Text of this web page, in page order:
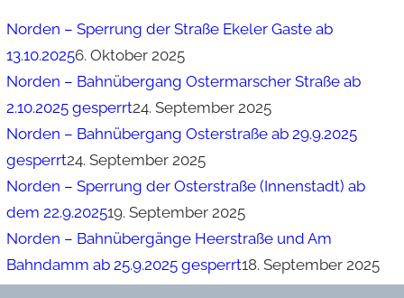
Norden – Sperrung der Straße Ekeler Gaste ab
13.10.20256. Oktober 2025
Norden – Bahnübergang Ostermarscher Straße ab
2.10.2025 gesperrt24. September 2025
Norden – Bahnübergang Osterstraße ab 29.9.2025
gesperrt24. September 2025
Norden – Sperrung der Osterstraße (Innenstadt) ab
dem 22.9.202519. September 2025
Norden – Bahnübergänge Heerstraße und Am
Bahndamm ab 25.9.2025 gesperrt18. September 2025